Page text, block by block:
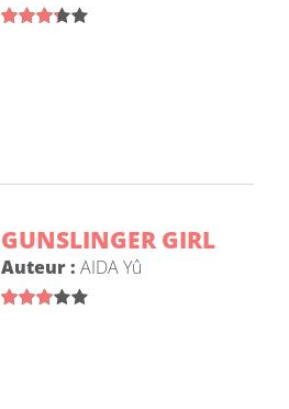
GUNSLINGER GIRL
Auteur : AIDA Yû